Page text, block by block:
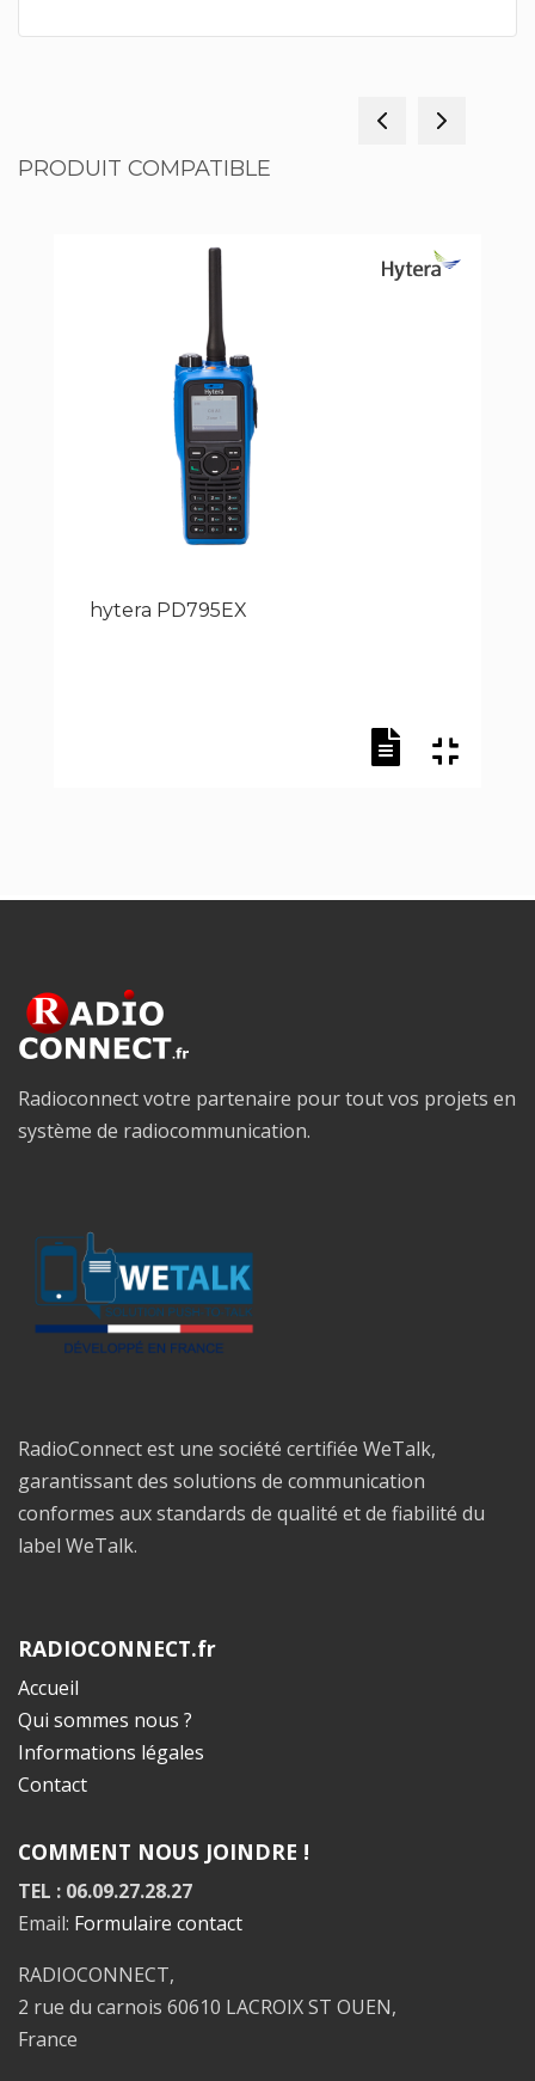
PRODUIT COMPATIBLE
hytera PD795EX
Radioconnect votre partenaire pour tout vos projets en
système de radiocommunication.
RadioConnect est une société certifiée WeTalk,
garantissant des solutions de communication
conformes aux standards de qualité et de fiabilité du
label WeTalk.
RADIOCONNECT.fr
Accueil
Qui sommes nous ?
Informations légales
Contact
COMMENT NOUS JOINDRE !
TEL : 06.09.27.28.27
Email: Formulaire contact
RADIOCONNECT,
2 rue du carnois 60610 LACROIX ST OUEN,
France